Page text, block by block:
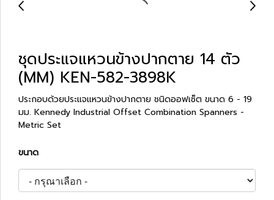
ชุดประแจแหวนข้างปากตาย 14 ตัว
(MM) KEN-582-3898K
ประกอบด้วยประแจแหวนข้างปากตาย ชนิดออฟเซ็ต ขนาด 6 - 19
มม. Kennedy Industrial Offset Combination Spanners -
Metric Set
ขนาด